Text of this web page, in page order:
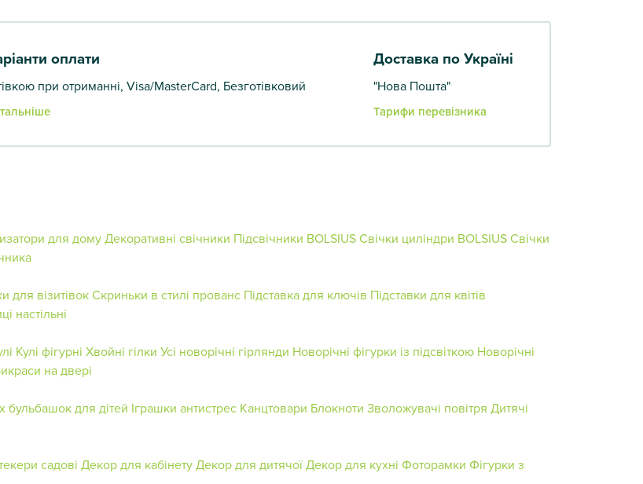
оплати
при отриманні, Visa/MasterCard, Безготівковий
Доставка по Україні
"Нова Пошта"
Тарифи перевізника
для домуДекоративні свічники Підсвічники BOLSIUSСвічки циліндри BOLSIUSСвічки
для візитівокСкриньки в стилі прованс Підставка для ключів Підставки для квітів
настільні
Кулі фігурні Хвойні гілки Усі новорічні гірлянди Новорічні фігурки із підсвіткою Новорічні
на двері
бульбашок для дітей Іграшки антистрес Канцтовари Блокноти Зволожувачі повітря Дитячі
садові Декор для кабінетуДекор для дитячоїДекор для кухні Фоторамки Фігурки з